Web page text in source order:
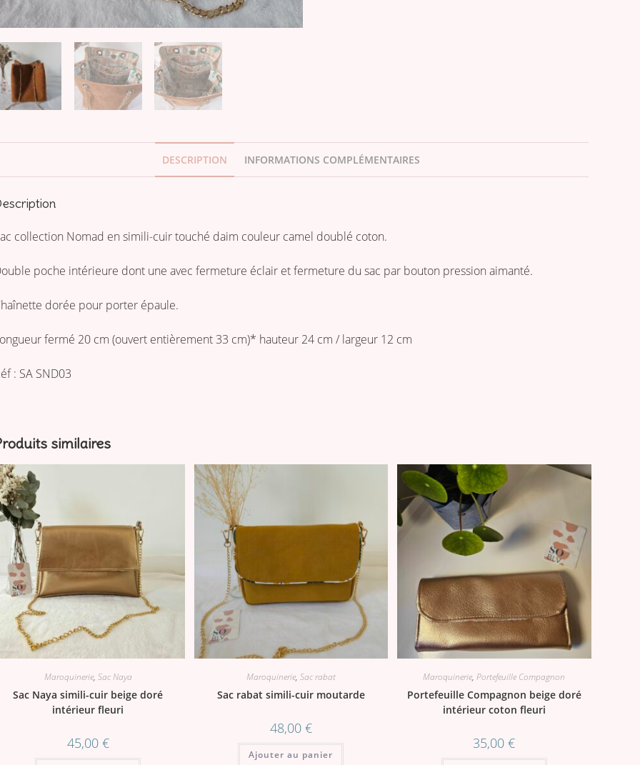
DESCRIPTION INFORMATIONS COMPLÉMENTAIRES
collection Nomad en simili-cuir touché daim couleur camel doublé coton.
poche intérieure dont une avec fermeture éclair et fermeture du sac par bouton pression aimanté.
dorée pour porter épaule.
fermé 20 cm (ouvert entièrement 33 cm)* hauteur 24 cm / largeur 12 cm
: SA SND03
similaires
Maroquinerie, Sac Naya
Sac Naya simili-cuir beige doré
intérieur fleuri
45,00 €
Maroquinerie, Sac rabat
Sac rabat simili-cuir moutarde
48,00 €
Ajouter au panier
Maroquinerie,Portefeuille Compagnon
Portefeuille Compagnon beige doré
intérieur coton fleuri
35,00€